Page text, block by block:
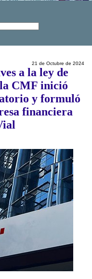
21 de Octubre de 2024
a la ley de
CMF inició
y formuló
financiera